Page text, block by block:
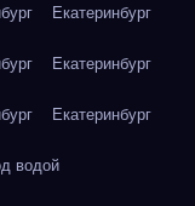
Екатеринбург
Екатеринбург
Екатеринбург
водой